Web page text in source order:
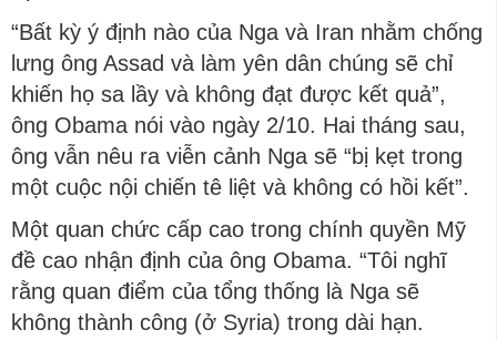
“Bất kỳ ý định nào của Nga và Iran nhằm chống
lưng ông Assad và làm yên dân chúng sẽ chỉ
khiến họ sa lầy và không đạt được kết quả”,
ông Obama nói vào ngày 2/10. Hai tháng sau,
ông vẫn nêu ra viễn cảnh Nga sẽ “bị kẹt trong
một cuộc nội chiến tê liệt và không có hồi kết”.
Một quan chức cấp cao trong chính quyền Mỹ
đề cao nhận định của ông Obama. “Tôi nghĩ
rằng quan điểm của tổng thống là Nga sẽ
không thành công (ở Syria) trong dài hạn.